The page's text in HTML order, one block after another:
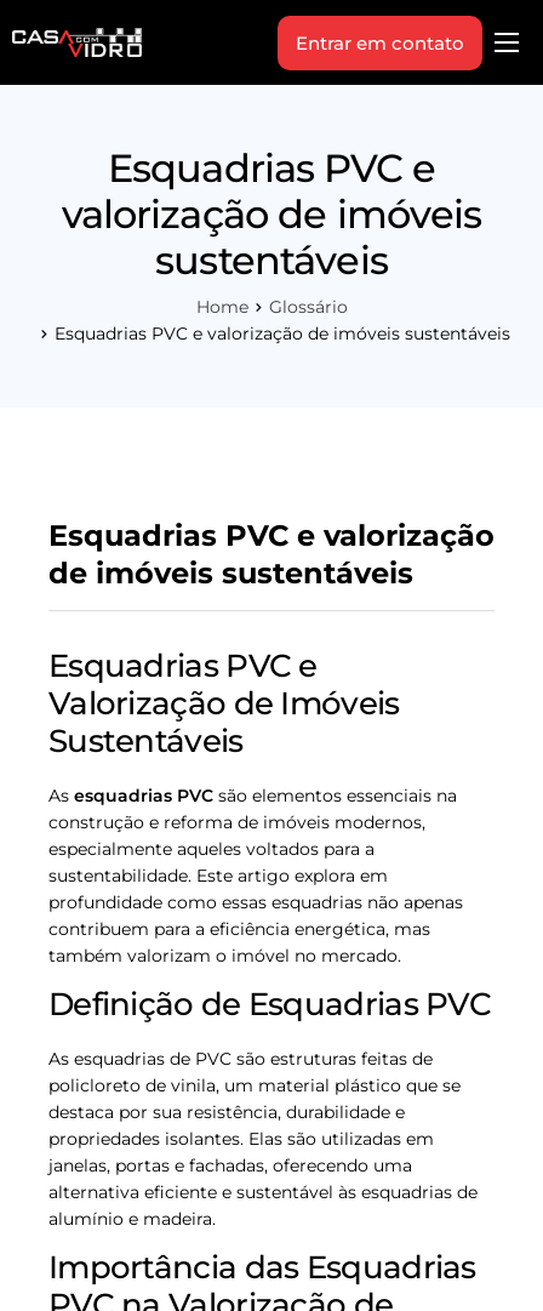
Produtos
Vagas
Entrar em contato
Esquadrias PVC e
valorização de imóveis
sustentáveis
Home
Glossário
Esquadrias PVC e valorização de imóveis sustentáveis
Esquadrias PVC e valorização
de imóveis sustentáveis
Esquadrias PVC e
Valorização de Imóveis
Sustentáveis
As esquadrias PVC são elementos essenciais na
construção e reforma de imóveis modernos,
especialmente aqueles voltados para a
sustentabilidade. Este artigo explora em
profundidade como essas esquadrias não apenas
contribuem para a eficiência energética, mas
também valorizam o imóvel no mercado.
Definição de Esquadrias PVC
As esquadrias de PVC são estruturas feitas de
policloreto de vinila, um material plástico que se
destaca por sua resistência, durabilidade e
propriedades isolantes. Elas são utilizadas em
janelas, portas e fachadas, oferecendo uma
alternativa eficiente e sustentável às esquadrias de
alumínio e madeira.
Importância das Esquadrias